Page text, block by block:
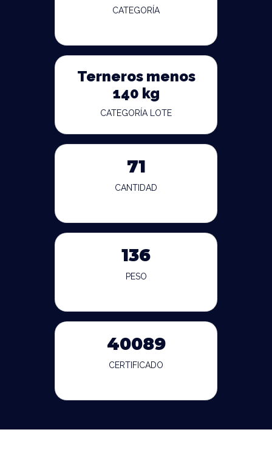
CATEGORÍA
Terneros menos
140 kg
CATEGORÍA LOTE
71
CANTIDAD
136
PESO
40089
CERTIFICADO